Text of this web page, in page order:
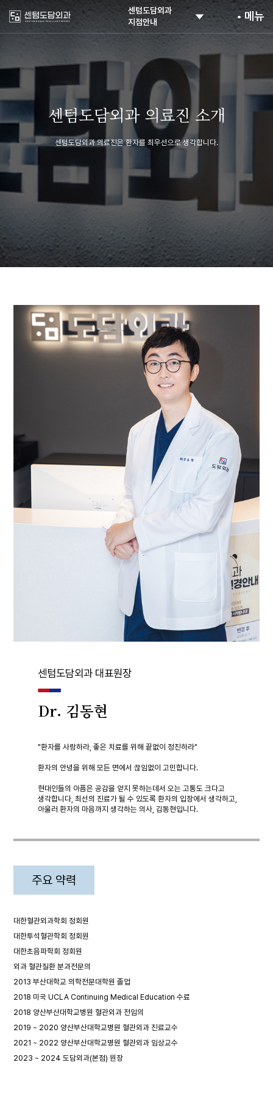
도담외과
부산 해운대
하는 곳
도담외과
부산 해운대
하지정맥류
도담외과
부산 해운대
센텀 당뇨발
혈관치료
도담외과
• 메뉴
센텀도담외과
지점안내
센텀도담외과 의료진 소개
센텀도담외과 의료진은 환자를 최우선으로 생각합니다.
센텀도담외과 대표원장
Dr. 김동현
"환자를 사랑하라, 좋은 치료를 위해 끝없이 정진하라"
환자의 안녕을 위해 모든 면에서 끊임없이 고민합니다.
현대인들의 아픔은 공감을 얻지 못하는데서 오는 고통도 크다고
생각합니다, 최선의 진료가 될 수 있도록 환자의 입장에서 생각하고,
아울러 환자의 마음까지 생각하는 의사, 김동현입니다.
주요 약력
대한혈관외과학회 정회원
대한투석혈관학회 정회원
대한초음파학회 정회원
외과 혈관질환 분과전문의
2013 부산대학교 의학전문대학원 졸업
2018 미국 UCLA Continuing Medical Education 수료
2018 양산부산대학교병원 혈관외과 전임의
2019 ~ 2020 양산부산대학교병원 혈관외과 진료교수
2021 ~ 2022 양산부산대학교병원 혈관외과 임상교수
2023 ~ 2024 도담외과(본점) 원장